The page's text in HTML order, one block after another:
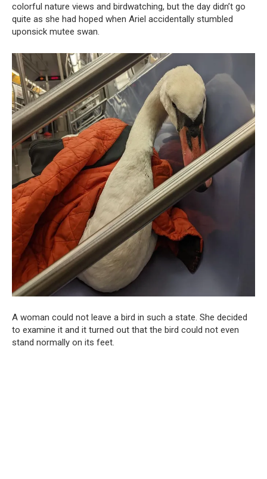
colorful nature views and birdwatching, but the day didn’t go
quite as she had hoped when Ariel accidentally stumbled
uponsick mutee swan.
A woman could not leave a bird in such a state. She decided
to examine it and it turned out that the bird could not even
stand normally on its feet.